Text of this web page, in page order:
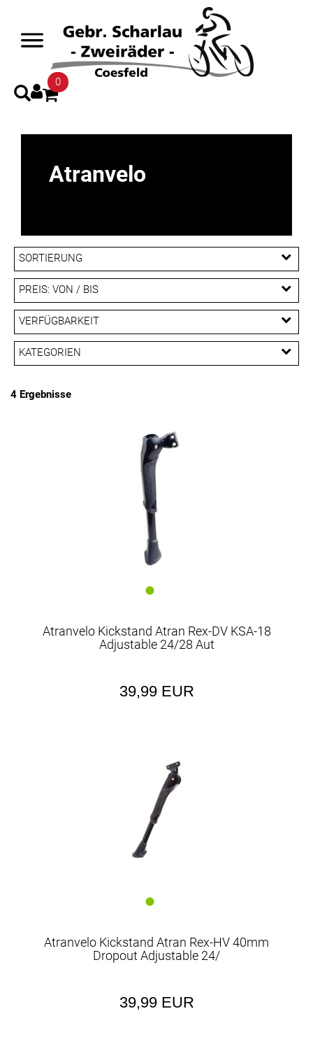
0
Atranvelo
SORTIERUNG
PREIS: VON / BIS
EUR
EUR
PREISFILTER ANWENDEN
VERFÜGBARKEIT
KATEGORIEN
4 Ergebnisse
Atranvelo Kickstand Atran Rex-DV KSA-18
Adjustable 24/28 Aut
39,99 EUR
Atranvelo Kickstand Atran Rex-HV 40mm
Dropout Adjustable 24/
39,99 EUR